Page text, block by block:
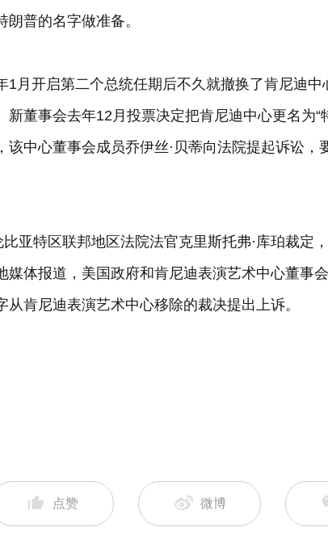
普的名字做准备。
1月开启第二个总统任期后不久就撤换了肯尼迪
新董事会去年12月投票决定把肯尼迪中心更名为“
该中心董事会成员乔伊丝·贝蒂向法院提起诉讼，
亚特区联邦地区法院法官克里斯托弗·库珀裁定
媒体报道，美国政府和肯尼迪表演艺术中心董事
从肯尼迪表演艺术中心移除的裁决提出上诉。
点赞 微博